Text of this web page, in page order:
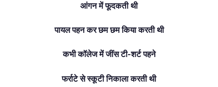
आंगन में फूदकती थी
पायल पहन कर छम छम किया करती थी
कभी कॉलेज में जींस टी-शर्ट पहने
फर्राटे से स्कूटी निकाला करती थी